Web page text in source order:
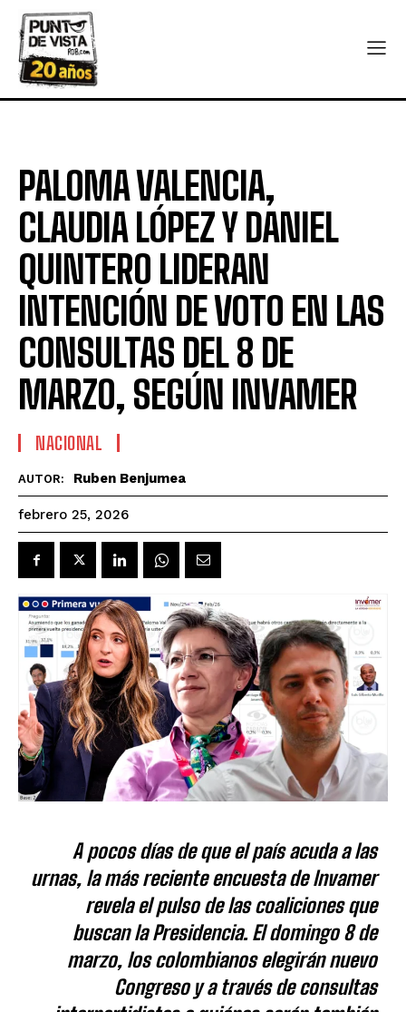
PALOMA VALENCIA,
CLAUDIA LÓPEZ Y DANIEL
QUINTERO LIDERAN
INTENCIÓN DE VOTO EN LAS
CONSULTAS DEL 8 DE
MARZO, SEGÚN INVAMER
NACIONAL
AUTOR: Ruben Benjumea
febrero 25, 2026
A pocos días de que el país acuda a las
urnas, la más reciente encuesta de Invamer
revela el pulso de las coaliciones que
buscan la Presidencia. El domingo 8 de
marzo, los colombianos elegirán nuevo
Congreso y a través de consultas